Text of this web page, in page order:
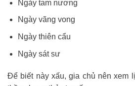
Ngày tam nương
Ngày vãng vong
Ngày thiên cẩu
Ngày sát sư
Để biết này xấu, gia chủ nên xem